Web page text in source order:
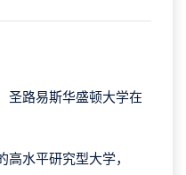
圣路易斯华盛顿大学在
水平研究型大学，